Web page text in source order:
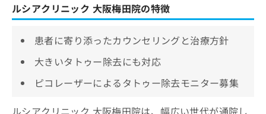
ルシアクリニック 大阪梅田院の特徴
患者に寄り添ったカウンセリングと治療方針
大きいタトゥー除去にも対応
ピコレーザーによるタトゥー除去モニター募集
ルシアクリニック 大阪梅田院は、幅広い世代が通院し